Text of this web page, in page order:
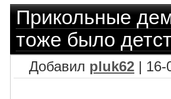
Прикольные
тоже было
Добавил pluk62 | 16-